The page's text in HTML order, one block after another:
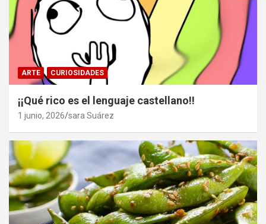
ARTE CURIOSIDADES
¡¡Qué rico es el lenguaje castellano!!
1 junio, 2026 sara Suárez